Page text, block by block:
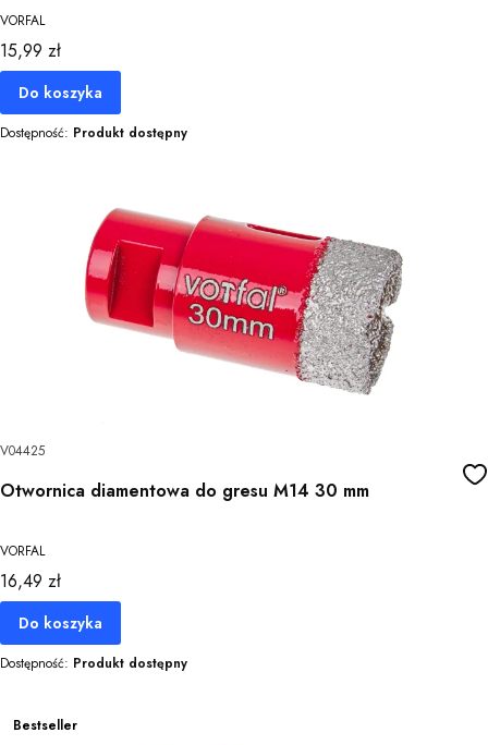
VORFAL
Cena
15,99 zł
Do koszyka
Dostępność: Produkt dostępny
V04425
Otwornica diamentowa do gresu M14 30 mm
VORFAL
Cena
16,49 zł
Do koszyka
Dostępność: Produkt dostępny
Bestseller